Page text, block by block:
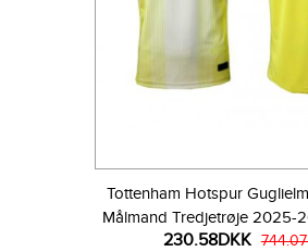
Tottenham Hotspur
Målmand Tredjetrøje 2025-
230.58DKK